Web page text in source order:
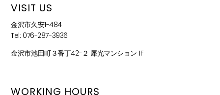
VISIT US
金沢市久安1-484
Tel: 076-287-3936
金沢市池田町３番丁42−２ 犀光マンション 1F
WORKING HOURS